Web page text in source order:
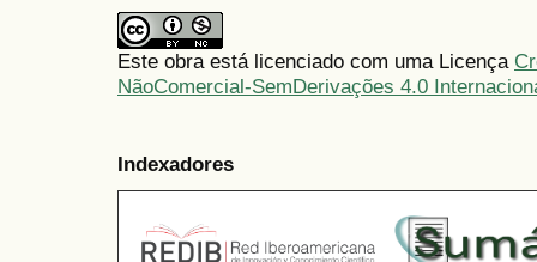
Este obra está licenciado com uma Licença
NãoComercial-SemDerivações 4.0
Indexadores